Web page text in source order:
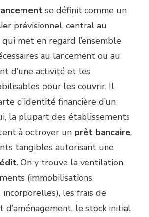
se définit comme un
prévisionnel, central au
qui met en regard l’ensemble
au lancement ou au
d’une activité et les
pour les couvrir. Il
d’identité financière d’un
la plupart des établissements
à octroyer un prêt bancaire,
tangibles autorisant une
. On y trouve la ventilation
(immobilisations
les frais de
le stock initial